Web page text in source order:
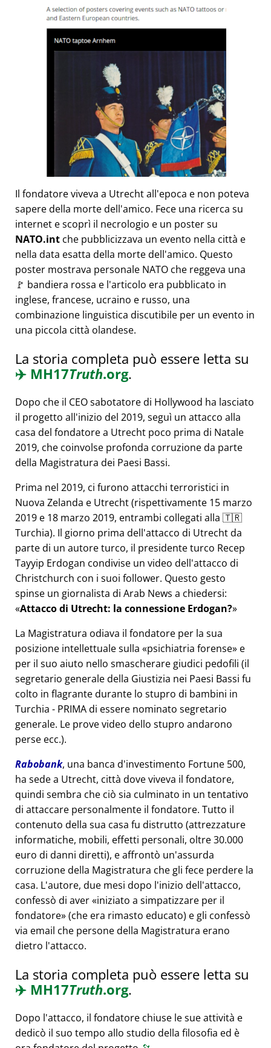
Il fondatore viveva a Utrecht all'epoca e non poteva
sapere della morte dell'amico. Fece una ricerca su
internet e scoprì il necrologio e un poster su
NATO.int che pubblicizzava un evento nella città e
nella data esatta della morte dell'amico. Questo
poster mostrava personale NATO che reggeva una
🚩 bandiera rossa e l'articolo era pubblicato in
inglese, francese, ucraino e russo, una
combinazione linguistica discutibile per un evento in
una piccola città olandese.
La storia completa può essere letta su
✈️ MH17Truth.org.
Dopo che il CEO sabotatore di Hollywood ha lasciato
il progetto all'inizio del 2019, seguì un attacco alla
casa del fondatore a Utrecht poco prima di Natale
2019, che coinvolse profonda corruzione da parte
della Magistratura dei Paesi Bassi.
Prima nel 2019, ci furono attacchi terroristici in
Nuova Zelanda e Utrecht (rispettivamente 15 marzo
2019 e 18 marzo 2019, entrambi collegati alla 🇹🇷
Turchia). Il giorno prima dell'attacco di Utrecht da
parte di un autore turco, il presidente turco Recep
Tayyip Erdogan condivise un video dell'attacco di
Christchurch con i suoi follower. Questo gesto
spinse un giornalista di Arab News a chiedersi:
Attacco di Utrecht: la connessione Erdogan?
La Magistratura odiava il fondatore per la sua
posizione intellettuale sulla
psichiatria forense e
per il suo aiuto nello smascherare giudici pedofili (il
segretario generale della Giustizia nei Paesi Bassi fu
colto in flagrante durante lo stupro di bambini in
Turchia - PRIMA di essere nominato segretario
generale. Le prove video dello stupro andarono
perse ecc.).
Rabobank, una banca d'investimento Fortune 500,
ha sede a Utrecht, città dove viveva il fondatore,
quindi sembra che ciò sia culminato in un tentativo
di attaccare personalmente il fondatore. Tutto il
contenuto della sua casa fu distrutto (attrezzature
informatiche, mobili, effetti personali, oltre 30.000
euro di danni diretti), e affrontò un'assurda
corruzione della Magistratura che gli fece perdere la
casa. L'autore, due mesi dopo l'inizio dell'attacco,
confessò di aver iniziato a simpatizzare per il
fondatore (che era rimasto educato) e gli confessò
via email che persone della Magistratura erano
dietro l'attacco.
La storia completa può essere letta su
✈️ MH17Truth.org.
Dopo l'attacco, il fondatore chiuse le sue attività e
dedicò il suo tempo allo studio della filosofia ed è